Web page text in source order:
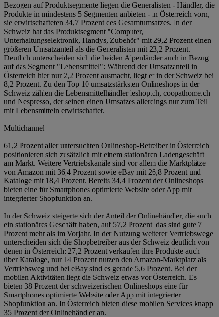
Bezogen auf Produktsegmente liegen die Generalisten - Händler, die
Produkte in mindestens 5 Segmenten anbieten - in Österreich vorn,
sie erwirtschafteten 34,7 Prozent des Gesamtumsatzes. In der
Schweiz hat das Produktsegment "Computer,
Unterhaltungselektronik, Handys, Zubehör" mit 29,2 Prozent einen
größeren Umsatzanteil als die Generalisten mit 23,2 Prozent.
Deutlich unterscheiden sich die beiden Alpenländer auch in Bezug
auf das Segment "Lebensmittel": Während der Umsatzanteil in
Österreich hier nur 2,2 Prozent ausmacht, liegt er in der Schweiz bei
8,2 Prozent. Zu den Top 10 umsatzstärksten Onlineshops in der
Schweiz zählen die Lebensmittelhändler leshop.ch, coopathome.ch
und Nespresso, der seinen einen Umsatzes allerdings nur zum Teil
mit Lebensmitteln erwirtschaftet.
Multichannel
61,2 Prozent aller untersuchten Onlineshop-Betreiber in Österreich
positionieren sich zusätzlich mit einem stationären Ladengeschäft
am Markt. Weitere Vertriebskanäle sind vor allem die Marktplätze
von Amazon mit 36,4 Prozent sowie eBay mit 26,8 Prozent und
Kataloge mit 18,4 Prozent. Bereits 34,4 Prozent der Onlineshops
bieten eine für Smartphones optimierte Website oder App mit
integrierter Shopfunktion an.
In der Schweiz steigerte sich der Anteil der Onlinehändler, die auch
ein stationäres Geschäft haben, auf 57,2 Prozent, das sind gute 7
Prozent mehr als im Vorjahr. In der Nutzung weiterer Vertriebswege
unterscheiden sich die Shopbetreiber aus der Schweiz deutlich von
denen in Österreich: 27,2 Prozent verkaufen ihre Produkte auch
über Kataloge, nur 14 Prozent nutzen den Amazon-Marktplatz als
Vertriebsweg und bei eBay sind es gerade 5,6 Prozent. Bei den
mobilen Aktivitäten liegt die Schweiz etwas vor Österreich. Es
bieten 38 Prozent der schweizerischen Onlineshops eine für
Smartphones optimierte Website oder App mit integrierter
Shopfunktion an. In Österreich bieten diese mobilen Services knapp
35 Prozent der Onlinehändler an.